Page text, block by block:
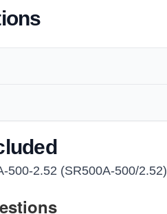
500-2.52 (SR500A-500/2.52)